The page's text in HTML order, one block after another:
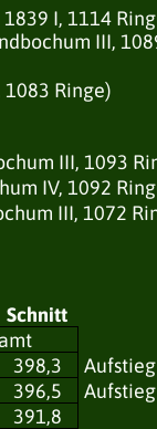
I, 1114
III,
Ringe)
III, 1093
IV, 1092
III, 1072
Schnitt
398,3
Aufstieg
396,5
Aufstieg
391,8